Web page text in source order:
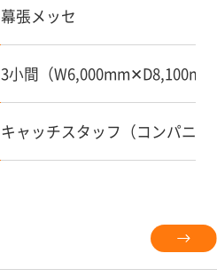
幕張メッセ
3小間（
キャッチスタッフ（コンパニオ